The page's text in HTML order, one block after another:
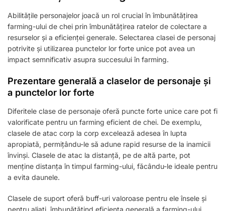
Abilitățile personajelor joacă un rol crucial în îmbunătățirea
farming-ului de chei prin îmbunătățirea ratelor de colectare a
resurselor și a eficienței generale. Selectarea clasei de personaj
potrivite și utilizarea punctelor lor forte unice pot avea un
impact semnificativ asupra succesului în farming.
Prezentare generală a claselor de personaje și
a punctelor lor forte
Diferitele clase de personaje oferă puncte forte unice care pot fi
valorificate pentru un farming eficient de chei. De exemplu,
clasele de atac corp la corp excelează adesea în lupta
apropiată, permițându-le să adune rapid resurse de la inamicii
învinși. Clasele de atac la distanță, pe de altă parte, pot
menține distanța în timpul farming-ului, făcându-le ideale pentru
a evita daunele.
Clasele de suport oferă buff-uri valoroase pentru ele însele și
pentru aliați, îmbunătățind eficiența generală a farming-ului.